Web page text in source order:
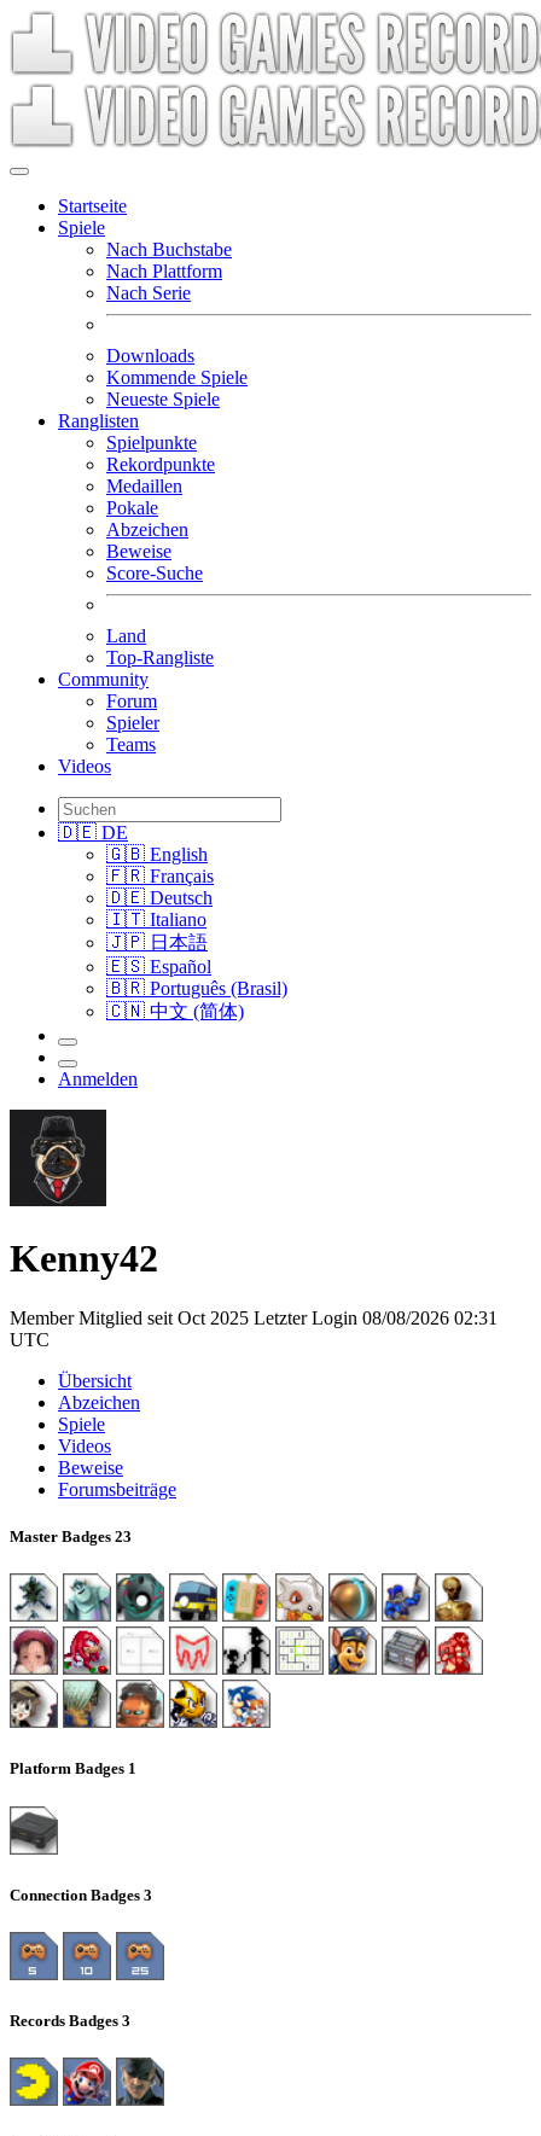
Startseite
Spiele
Nach Buchstabe
Nach Plattform
Nach Serie
Downloads
Kommende Spiele
Neueste Spiele
Ranglisten
Spielpunkte
Rekordpunkte
Medaillen
Pokale
Abzeichen
Beweise
Score-Suche
Land
Top-Rangliste
Community
Forum
Spieler
Teams
Videos
🇩🇪 DE
🇬🇧 English
🇫🇷 Français
🇩🇪 Deutsch
🇮🇹 Italiano
🇯🇵 日本語
🇪🇸 Español
🇧🇷 Português (Brasil)
🇨🇳 中文 (简体)
Anmelden
Kenny42
MemberMitglied seit Oct 2025 Letzter Login 08/08/2026 02:31
UTC
Übersicht
Abzeichen
Spiele
Videos
Beweise
Forumsbeiträge
Master Badges 23
Platform Badges 1
Connection Badges 3
Records Badges 3